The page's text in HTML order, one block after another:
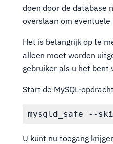
doen door de database
overslaan om
Het is belangrijk op te
alleen moet worden
gebruiker als u het bent
Start de MySQL-
U kunt nu toegang